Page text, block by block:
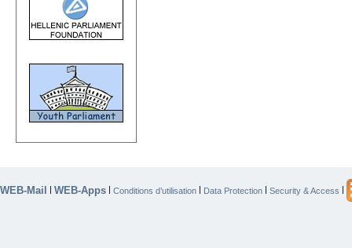
WEB-Mail WEB-Apps Conditions d’utilisation Data Protection Security & Access